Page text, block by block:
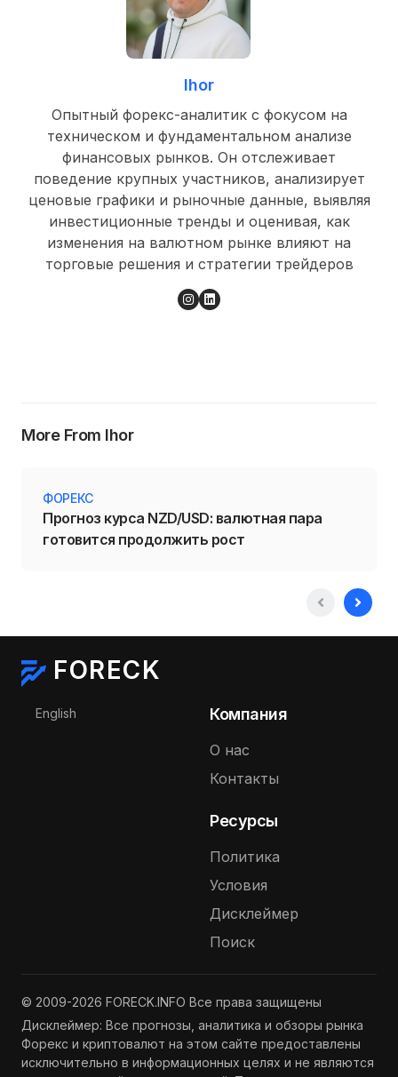
Ihor
Опытный форекс-аналитик с фокусом на
техническом и фундаментальном анализе
финансовых рынков. Он отслеживает
поведение крупных участников, анализирует
ценовые графики и рыночные данные, выявляя
инвестиционные тренды и оценивая, как
изменения на валютном рынке влияют на
торговые решения и стратегии трейдеров
More From Ihor
ФОРЕКС
Прогноз курса NZD/USD: валютная пара
готовится продолжить рост
FORECK
Выберите язык
English Компания
О нас
Контакты
Ресурсы
Политика
Условия
Дисклеймер
Поиск
© 2009-2026 FORECK.INFO Все права защищены
Дисклеймер: Все прогнозы, аналитика и обзоры рынка
Форекс и криптовалют на этом сайте предоставлены
исключительно в информационных целях и не являются